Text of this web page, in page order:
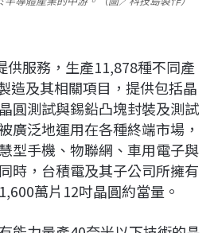
供服務，生產11,878種不同產
造及其相關項目，提供包括晶
圓測試與錫鉛凸塊封裝及測試
廣泛地運用在各種終端市場，
型手機、物聯網、車用電子與
時，台積電及其子公司所擁有
萬片12吋晶圓約當量。